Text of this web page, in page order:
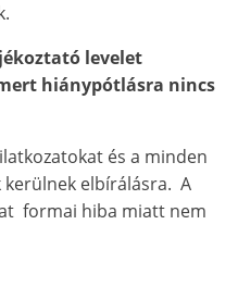
levelet
hiánypótlásra nincs
és a minden
elbírálásra. A
formai hiba miatt nem